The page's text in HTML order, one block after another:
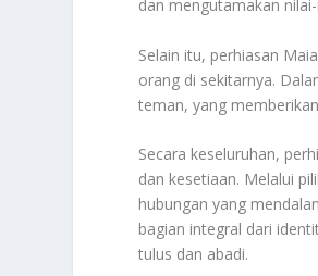
dan mengutamakan
Selain itu, perhiasan
orang di sekitarnya.
teman, yang
Secara keseluruhan,
dan kesetiaan. Melalui
hubungan yang
bagian integral dari
tulus dan abadi.